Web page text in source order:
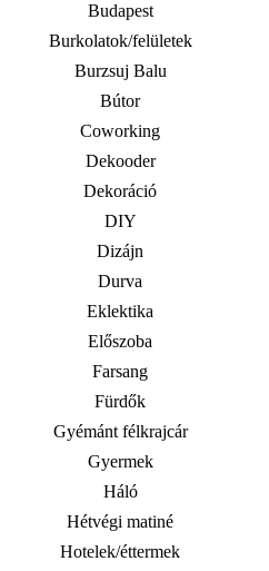
Budapest
Burkolatok/felületek
Burzsuj Balu
Bútor
Coworking
Dekooder
Dekoráció
DIY
Dizájn
Durva
Eklektika
Előszoba
Farsang
Fürdők
Gyémánt félkrajcár
Gyermek
Háló
Hétvégi matiné
Hotelek/éttermek